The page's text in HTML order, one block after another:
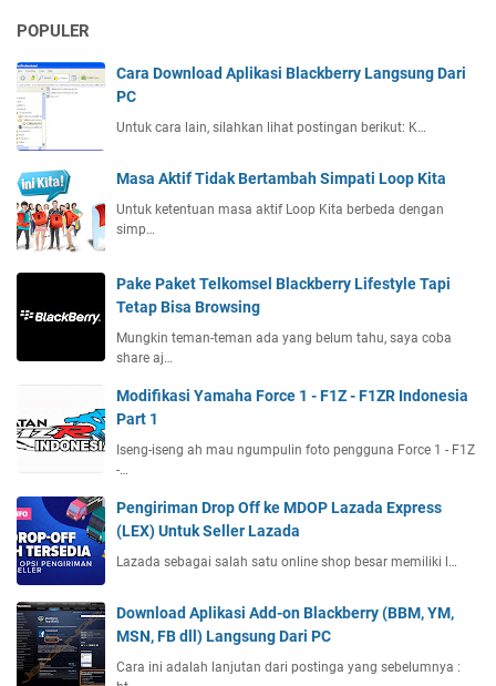
POPULER
Cara Download Aplikasi Blackberry Langsung Dari
PC
Untuk cara lain, silahkan lihat postingan berikut: K…
Masa Aktif Tidak Bertambah Simpati Loop Kita
Untuk ketentuan masa aktif Loop Kita berbeda dengan
simp…
Pake Paket Telkomsel Blackberry Lifestyle Tapi
Tetap Bisa Browsing
Mungkin teman-teman ada yang belum tahu, saya coba
share aj…
Modifikasi Yamaha Force 1 - F1Z - F1ZR Indonesia
Part 1
Iseng-iseng ah mau ngumpulin foto pengguna Force 1 - F1Z
-…
Pengiriman Drop Off ke MDOP Lazada Express
(LEX) Untuk Seller Lazada
Lazada sebagai salah satu online shop besar memiliki l…
Download Aplikasi Add-on Blackberry (BBM, YM,
MSN, FB dll) Langsung Dari PC
Cara ini adalah lanjutan dari postinga yang sebelumnya :